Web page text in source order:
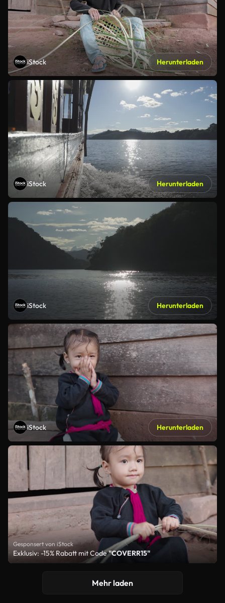
iStock Herunterladen
iStock Herunterladen
iStock Herunterladen
iStock Herunterladen
Gesponsert von iStock
Exklusiv: -15% Rabatt mit Code"COVERR15"
Mehr laden